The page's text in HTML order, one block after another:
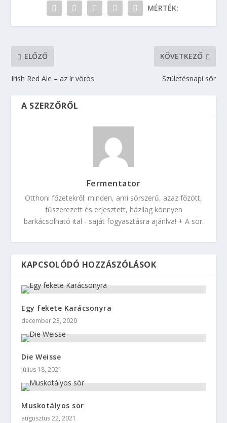
MÉRTÉK:
ELŐZŐ
Irish Red Ale – az ír vörös
KÖVETKEZŐ
Születésnapi sör
A SZERZŐRŐL
Fermentator
Otthoni főzetekről: minden, ami sörszerű, azaz főzött,
fűszerezett és erjesztett, házilag könnyen
barkácsolható ital - saját fogyasztásra ajánlva! + A sör.
KAPCSOLÓDÓ HOZZÁSZÓLÁSOK
Egy fekete Karácsonyra
december 23, 2020
Die Weisse
július 18, 2021
Muskotályos sör
augusztus 22, 2021